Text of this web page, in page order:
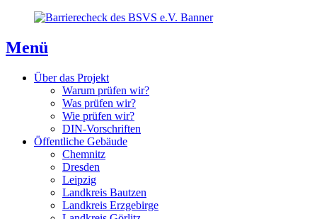
Inhaltsverzeichnis
Kontaktseite
Inhalt
Menü
Über das Projekt
Warum prüfen wir?
Was prüfen wir?
Wie prüfen wir?
DIN-Vorschriften
Öffentliche Gebäude
Chemnitz
Dresden
Leipzig
Landkreis Bautzen
Landkreis Erzgebirge